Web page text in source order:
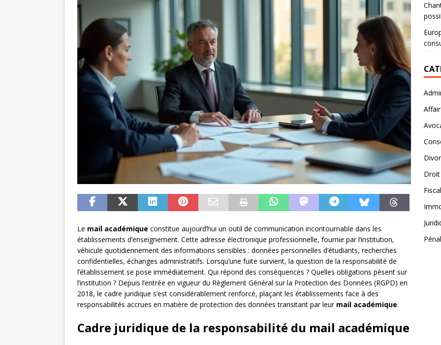
Le mail académique constitue aujourd’hui un outil de communication incontournable dans les
établissements d’enseignement. Cette adresse électronique professionnelle, fournie par l’institution,
véhicule quotidiennement des informations sensibles : données personnelles d’étudiants, recherches
confidentielles, échanges administratifs. Lorsqu’une fuite survient, la question de la responsabilité de
l’établissement se pose immédiatement. Qui répond des conséquences ? Quelles obligations pèsent sur
l’institution ? Depuis l’entrée en vigueur du Règlement Général sur la Protection des Données (RGPD) en
2018, le cadre juridique s’est considérablement renforcé, plaçant les établissements face à des
responsabilités accrues en matière de protection des données transitant par leur mail académique.
Cadre juridique de la responsabilité du mail académique
Droit
Fiscal
Pénal